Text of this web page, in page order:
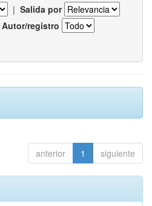
| Salida por
Autor/registro
anterior 1 siguiente